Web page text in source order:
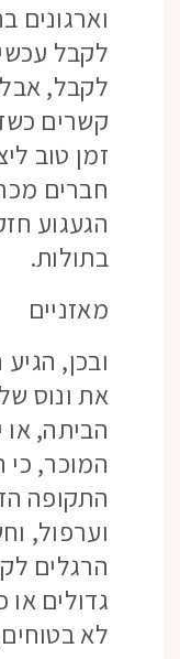
וארגונים
לקבל
לקבל,
קשרים
זמן טוב
חברים
הגעגוע
בתולות.
מאזניים
ובכן,
את ונוס
הביתה, או
המוכר, כי
התקופה
וערפול,
הרגלים
גדולים
לא